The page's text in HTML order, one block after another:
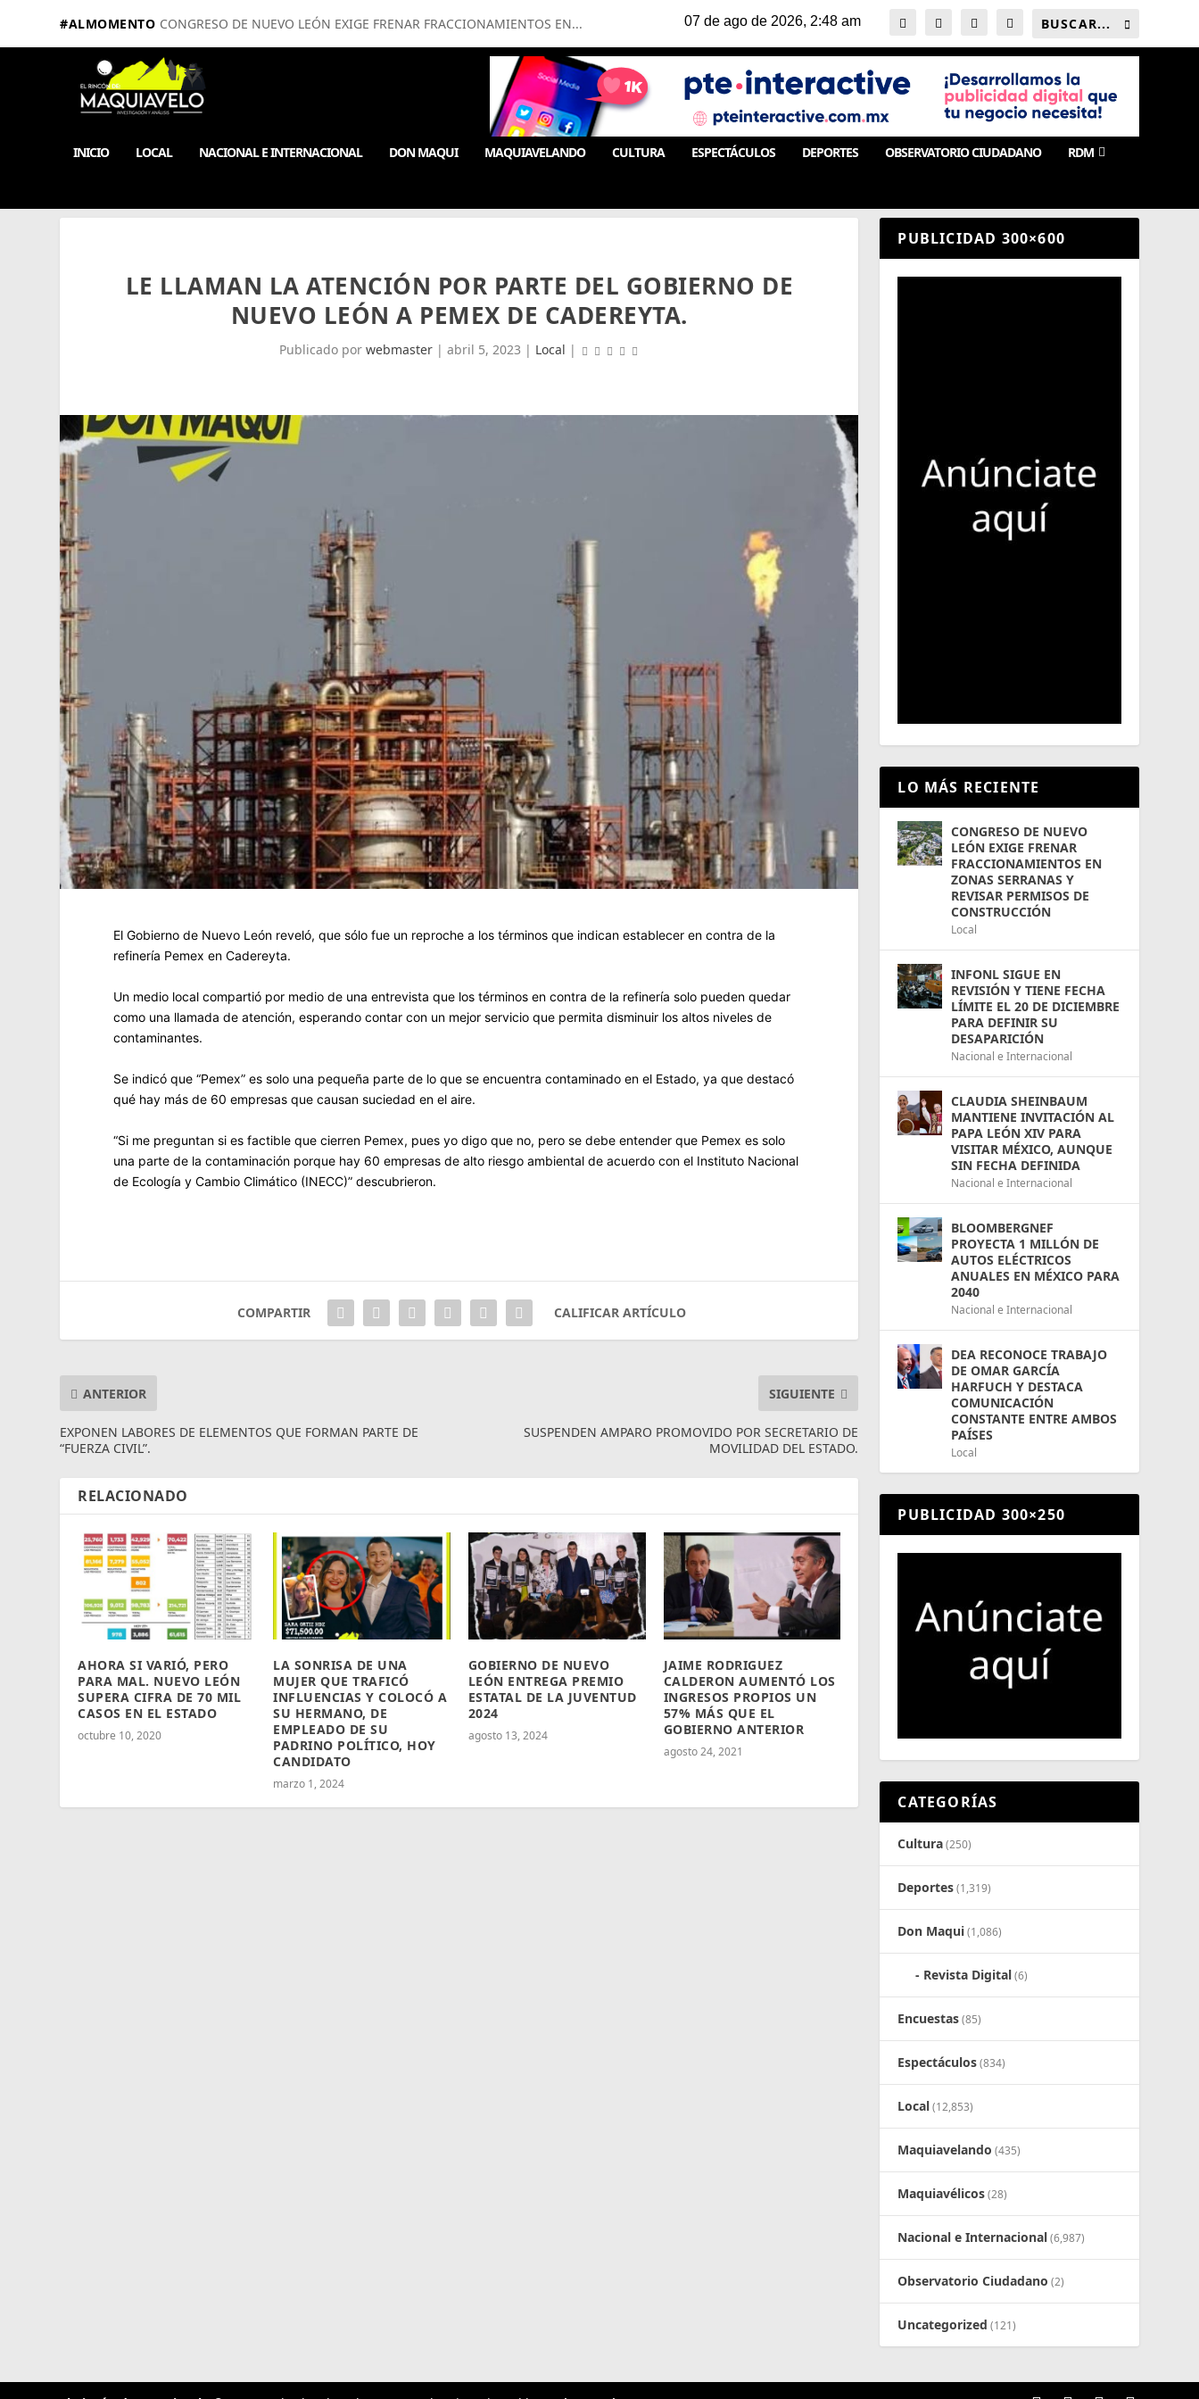
#ALMOMENTO CONGRESO DE NUEVO LEÓN EXIGE FRENAR FRACCIONAMIENTOS EN...
INICIO LOCAL NACIONAL E INTERNACIONAL DON MAQUI MAQUIAVELANDO CULTURA ESPECTÁCULOS DEPORTES OBSERVATORIO CIUDADANO RDM
LE LLAMAN LA ATENCIÓN POR PARTE DEL GOBIERNO DE
NUEVO LEÓN A PEMEX DE CADEREYTA.
Publicado porwebmaster |abril 5, 2023 | Local |
El Gobierno de Nuevo León reveló, que sólo fue un reproche a los términos que indican establecer en contra de la
refinería Pemex en Cadereyta.
Un medio local compartió por medio de una entrevista que los términos en contra de la refinería solo pueden quedar
como una llamada de atención, esperando contar con un mejor servicio que permita disminuir los altos niveles de
contaminantes.
Se indicó que “Pemex” es solo una pequeña parte de lo que se encuentra contaminado en el Estado, ya que destacó
qué hay más de 60 empresas que causan suciedad en el aire.
“Si me preguntan si es factible que cierren Pemex, pues yo digo que no, pero se debe entender que Pemex es solo
una parte de la contaminación porque hay 60 empresas de alto riesgo ambiental de acuerdo con el Instituto Nacional
de Ecología y Cambio Climático (INECC)” descubrieron.
COMPARTIR CALIFICAR ARTÍCULO
ANTERIOR
EXPONEN LABORES DE ELEMENTOS QUE FORMAN PARTE DE
“FUERZA CIVIL”.
SIGUIENTE
SUSPENDEN AMPARO PROMOVIDO POR SECRETARIO DE
MOVILIDAD DEL ESTADO.
RELACIONADO
AHORA SI VARIÓ, PERO
PARA MAL. NUEVO LEÓN
SUPERA CIFRA DE 70 MIL
CASOS EN EL ESTADO
octubre 10, 2020
LA SONRISA DE UNA
MUJER QUE TRAFICÓ
INFLUENCIAS Y COLOCÓ A
SU HERMANO, DE
EMPLEADO DE SU
PADRINO POLÍTICO, HOY
CANDIDATO
marzo 1, 2024
GOBIERNO DE NUEVO
LEÓN ENTREGA PREMIO
ESTATAL DE LA JUVENTUD
2024
agosto 13, 2024
JAIME RODRIGUEZ
CALDERON AUMENTÓ LOS
INGRESOS PROPIOS UN
57% MÁS QUE EL
GOBIERNO ANTERIOR
agosto 24, 2021
PUBLICIDAD 300×600
LO MÁS RECIENTE
CONGRESO DE NUEVO
LEÓN EXIGE FRENAR
FRACCIONAMIENTOS EN
ZONAS SERRANAS Y
REVISAR PERMISOS DE
CONSTRUCCIÓN
Local
INFONL SIGUE EN
REVISIÓN Y TIENE FECHA
LÍMITE EL 20 DE DICIEMBRE
PARA DEFINIR SU
DESAPARICIÓN
Nacional e Internacional
CLAUDIA SHEINBAUM
MANTIENE INVITACIÓN AL
PAPA LEÓN XIV PARA
VISITAR MÉXICO, AUNQUE
SIN FECHA DEFINIDA
Nacional e Internacional
BLOOMBERGNEF
PROYECTA 1 MILLÓN DE
AUTOS ELÉCTRICOS
ANUALES EN MÉXICO PARA
2040
Nacional e Internacional
DEA RECONOCE TRABAJO
DE OMAR GARCÍA
HARFUCH Y DESTACA
COMUNICACIÓN
CONSTANTE ENTRE AMBOS
PAÍSES
Local
PUBLICIDAD 300×250
CATEGORÍAS
Cultura(250)
Deportes(1,319)
Don Maqui(1,086)
Revista Digital(6)
Encuestas(85)
Espectáculos(834)
Local(12,853)
Maquiavelando (435)
Maquiavélicos(28)
Nacional e Internacional(6,987)
Observatorio Ciudadano (2)
Uncategorized (121)